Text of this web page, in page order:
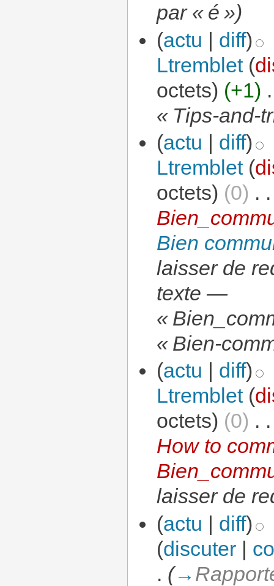
par « é »)
(actu | diff)
Ltremblet (
octets) (+1)
« Tips-and-
(actu | diff)
Ltremblet (
octets) (0) . .
Bien
laisser de
texte —
«
« Bien-
(actu diff)
Ltremblet (
octets) (0) . .
How to
laisser de
(actu | diff)
(discuter |
. (→